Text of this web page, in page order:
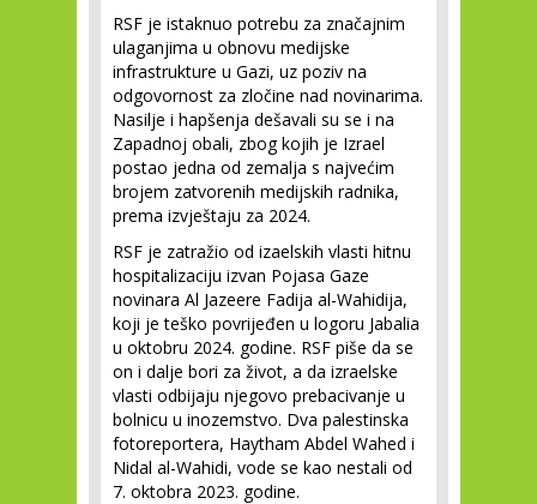
RSF je istaknuo potrebu za značajnim
ulaganjima u obnovu medijske
infrastrukture u Gazi, uz poziv na
odgovornost za zločine nad novinarima.
Nasilje i hapšenja dešavali su se i na
Zapadnoj obali, zbog kojih je Izrael
postao jedna od zemalja s najvećim
brojem zatvorenih medijskih radnika,
prema izvještaju za 2024.
RSF je zatražio od izaelskih vlasti hitnu
hospitalizaciju izvan Pojasa Gaze
novinara Al Jazeere Fadija al-Wahidija,
koji je teško povrijeđen u logoru Jabalia
u oktobru 2024. godine. RSF piše da se
on i dalje bori za život, a da izraelske
vlasti odbijaju njegovo prebacivanje u
bolnicu u inozemstvo. Dva palestinska
fotoreportera, Haytham Abdel Wahed i
Nidal al-Wahidi, vode se kao nestali od
7. oktobra 2023. godine.